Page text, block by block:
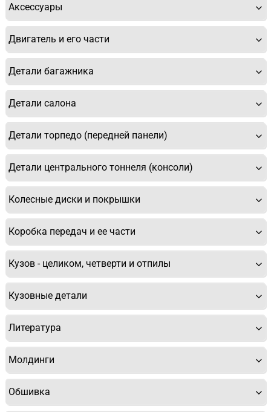
Аксессуары
Двигатель и его части
Детали багажника
Детали салона
Детали торпедо (передней панели)
Детали центрального тоннеля (консоли)
Колесные диски и покрышки
Коробка передач и ее части
Кузов - целиком, четверти и отпилы
Кузовные детали
Литература
Молдинги
Обшивка